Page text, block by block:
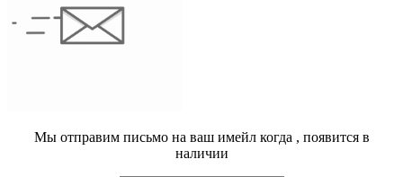
Мы отправим письмо на ваш имейл когда , появится в
наличии